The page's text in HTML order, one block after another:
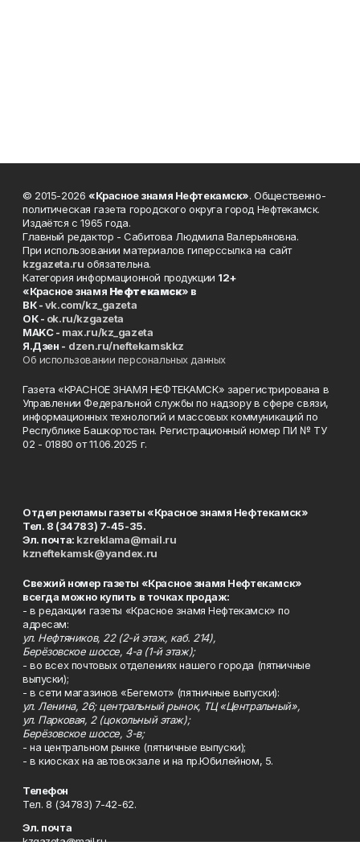
© 2015-2026 «Красное знамя Нефтекамск». Общественно-
политическая газета городского округа город Нефтекамск.
Издаётся с 1965 года.
Главный редактор - Сабитова Людмила Валерьяновна.
При использовании материалов гиперссылка на сайт
kzgazeta.ru обязательна.
Категория информационной продукции 12+
«Красное знамя Нефтекамск» в
ВК -vk.com/kz_gazeta
ОК - ok.ru/kzgazeta
MAKC - max.ru/kz_gazeta
Я.Дзен - dzen.ru/neftekamskkz
Об использовании персональных данных
Газета «КРАСНОЕ ЗНАМЯ НЕФТЕКАМСК» зарегистрирована в
Управлении Федеральной службы по надзору в сфере связи,
информационных технологий и массовых коммуникаций по
Республике Башкортостан. Регистрационный номер ПИ № ТУ
02 - 01880 от 11.06.2025 г.
Отдел рекламы газеты «Красное знамя Нефтекамск»
Тел. 8 (34783) 7-45-35.
Эл. почта: kzreklama@mail.ru
kzneftekamsk@yandex.ru
Свежий номер газеты «Красное знамя Нефтекамск»
всегда можно купить в точках продаж:
- в редакции газеты «Красное знамя Нефтекамск» по
адресам:
ул. Нефтяников, 22 (2-й этаж, каб. 214),
Берёзовское шоссе, 4-а (1-й этаж);
- во всех почтовых отделениях нашего города (пятничные
выпуски);
- в сети магазинов «Бегемот» (пятничные выпуски):
ул. Ленина, 26; центральный рынок, ТЦ «Центральный»,
ул. Парковая, 2 (цокольный этаж);
Берёзовское шоссе, 3-в;
- на центральном рынке (пятничные выпуски);
- в киосках на автовокзале и на пр.Юбилейном, 5.
Телефон
Тел. 8 (34783) 7-42-62.
Эл. почта
kzgazeta@mail.ru